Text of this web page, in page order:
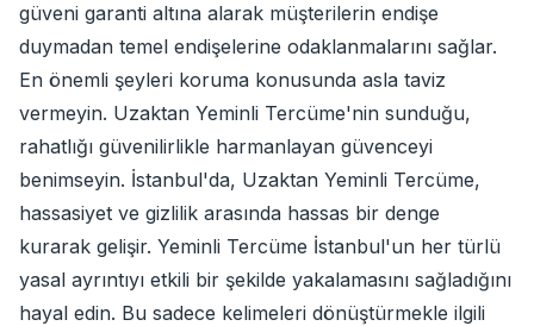
güveni garanti altına alarak müşterilerin endişe
duymadan temel endişelerine odaklanmalarını sağlar.
En önemli şeyleri koruma konusunda asla taviz
vermeyin. Uzaktan Yeminli Tercüme'nin sunduğu,
rahatlığı güvenilirlikle harmanlayan güvenceyi
benimseyin. İstanbul'da, Uzaktan Yeminli Tercüme,
hassasiyet ve gizlilik arasında hassas bir denge
kurarak gelişir. Yeminli Tercüme İstanbul'un her türlü
yasal ayrıntıyı etkili bir şekilde yakalamasını sağladığını
hayal edin. Bu sadece kelimeleri dönüştürmekle ilgili